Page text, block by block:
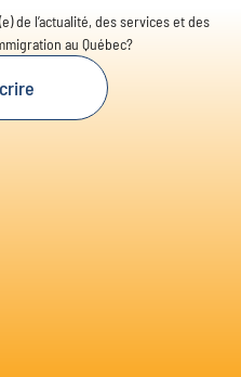
de l’actualité, des services et des
au Québec?